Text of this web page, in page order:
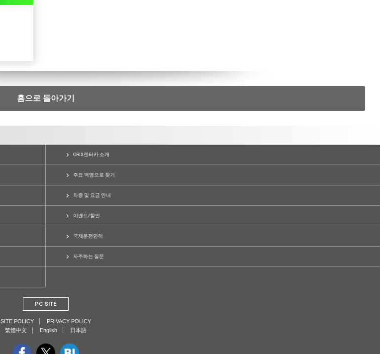
홈으로 돌아가기
ORIX렌터카 소개
주요 역명으로 찾기
차종 및 요금 안내
이벤트/할인
국제운전면허
자주하는 질문
PC SITE
SITE POLICY
PRIVACY POLICY
繁體中文
English 日本語